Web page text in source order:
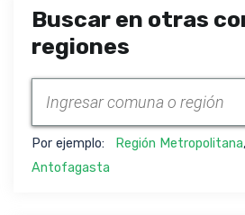
Buscar en otras
regiones
Por ejemplo: Región Metropolitana,
Antofagasta